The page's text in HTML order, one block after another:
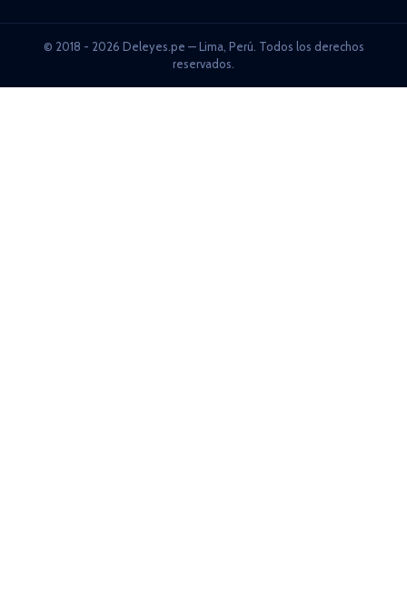
© 2018 - 2026 Deleyes.pe — Lima, Perú. Todos los derechos
reservados.